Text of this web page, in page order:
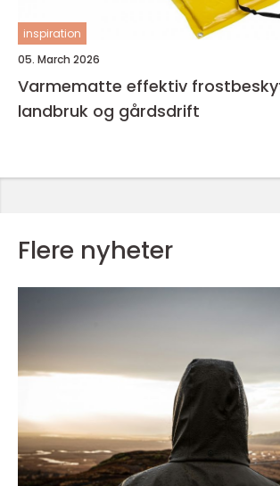
inspiration
05. March 2026
Varmematte effektiv frostbeskyttelse for
landbruk og gårdsdrift
Flere nyheter